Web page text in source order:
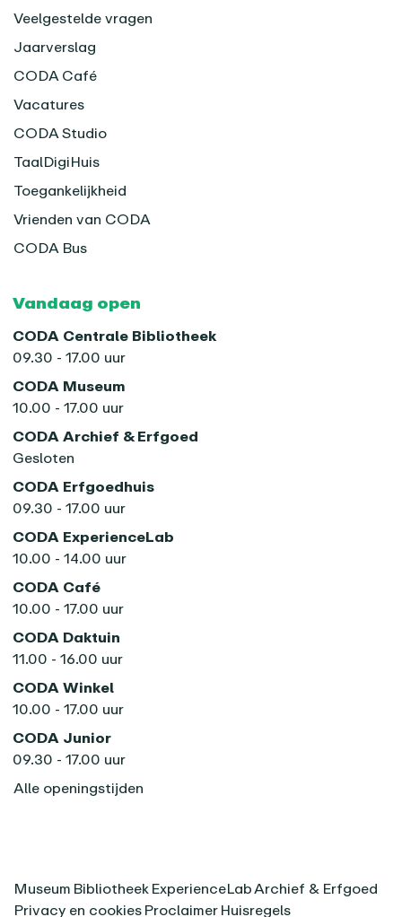
Veelgestelde vragen
Jaarverslag
CODA Café
Vacatures
CODA Studio
TaalDigiHuis
Toegankelijkheid
Vrienden van CODA
CODA Bus
Vandaag open
CODA Centrale Bibliotheek
09.30 - 17.00 uur
CODA Museum
10.00 - 17.00 uur
CODA Archief & Erfgoed
Gesloten
CODA Erfgoedhuis
09.30 - 17.00 uur
CODA ExperienceLab
10.00 - 14.00 uur
CODA Café
10.00 - 17.00 uur
CODA Daktuin
11.00 - 16.00 uur
CODA Winkel
10.00 - 17.00 uur
CODA Junior
09.30 - 17.00 uur
Alle openingstijden
Museum Bibliotheek ExperienceLabArchief & Erfgoed
Privacy en cookies Proclaimer Huisregels